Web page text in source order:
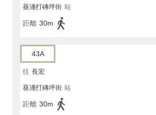
葵涌打磚坪街 站
距離 30m
43A
往 長宏
葵涌打磚坪街 站
距離 30m